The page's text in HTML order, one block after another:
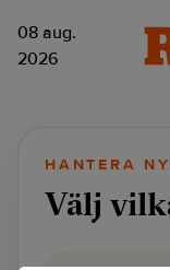
08 aug.
2026
HANTERA
Välj